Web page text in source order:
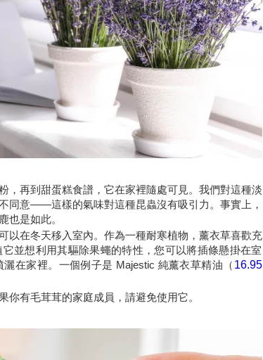
，再到甜蛋糕食譜，它在家裡隨處可見。我們對這種淡
同意——這樣的氣味對這種昆蟲沒有吸引力。事實上，
也是如此。
以在冬天移入室內。作為一種耐寒植物，薰衣草喜歡充
並想利用其驅除果蠅的特性，您可以將插條懸掛在室
在家裡。一個例子是 Majestic 純薰衣草精油（ 16.95
你有毛茸茸的家庭成員，請避免使用它。